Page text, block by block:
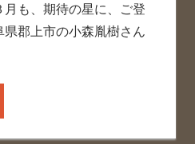
も、期待の星に、ご登
郡上市の小森胤樹さん